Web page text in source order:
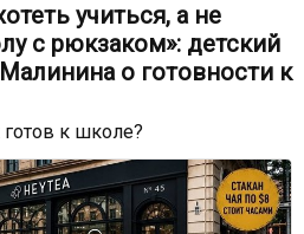
учиться, а не
с рюкзаком»: детский
о готовности к
готов к школе?